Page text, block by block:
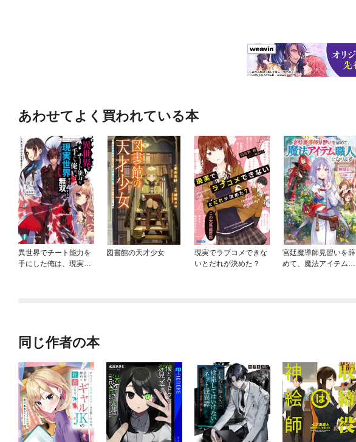
あわせてよく買われている本
異世界でチート能力を
手にした俺は、現実世
図書館の天才少女
現実でラブコメできな
いとだれが決めた？
宮廷魔導師見習いを辞
めて、魔法アイテム職
同じ作者の本